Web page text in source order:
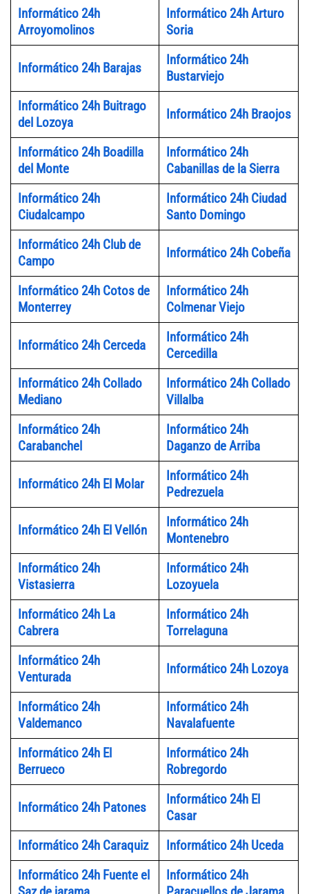
Informático 24h
Arroyomolinos
Informático 24h Arturo
Soria
Informático 24h Barajas
Informático 24h
Bustarviejo
Informático 24h Buitrago
del Lozoya
Informático 24h Braojos
Informático 24h Boadilla
del Monte
Informático 24h
Cabanillas de la Sierra
Informático 24h
Ciudalcampo
Informático 24h Ciudad
Santo Domingo
Informático 24h Club de
Campo
Informático 24h Cobeña
Informático 24h Cotos de
Monterrey
Informático 24h
Colmenar Viejo
Informático 24h Cerceda
Informático 24h
Cercedilla
Informático 24h Collado
Mediano
Informático 24h Collado
Villalba
Informático 24h
Carabanchel
Informático 24h
Daganzo de Arriba
Informático 24h El Molar
Informático 24h
Pedrezuela
Informático 24h El Vellón
Informático 24h
Montenebro
Informático 24h
Vistasierra
Informático 24h
Lozoyuela
Informático 24h La
Cabrera
Informático 24h
Torrelaguna
Informático 24h
Venturada
Informático 24h Lozoya
Informático 24h
Valdemanco
Informático 24h
Navalafuente
Informático 24h El
Berrueco
Informático 24h
Robregordo
Informático 24h Patones
Informático 24h El
Casar
Informático 24h Caraquiz
Informático 24h Uceda
Informático 24h Fuente el
Informático 24h